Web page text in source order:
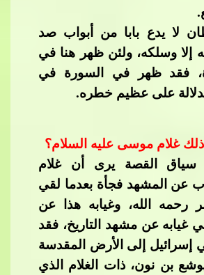
لا يدع بابا من أبواب صد
إلا وسلكه، ولئن ظهر هنا في
فقد ظهر في السورة في
على عظيم خطره.
غلام موسى عليه السلام؟
سياق القصة يرى أن غلام
عن المشهد فجأة بعدما لقي
الله، وغيابه هذا عن
غيابه عن مشهد التاريخ، فقد
إسرائيل إلى الأرض المقدسة
بن نون، ذات الغلام الذي